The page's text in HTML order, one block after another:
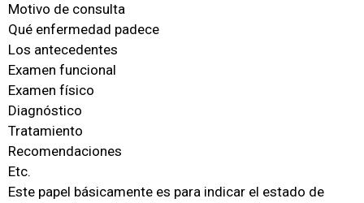
Motivo de consulta
Qué enfermedad padece
Los antecedentes
Examen funcional
Examen físico
Diagnóstico
Tratamiento
Recomendaciones
Etc.
Este papel básicamente es para indicar el estado de